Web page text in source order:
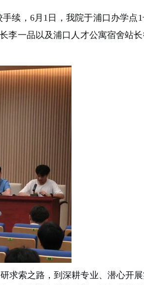
手续 ， 6月 1 日，我院于浦口办学点1
李一品以及浦口人才公寓宿舍站长
求索之路，到深耕专业、潜心开